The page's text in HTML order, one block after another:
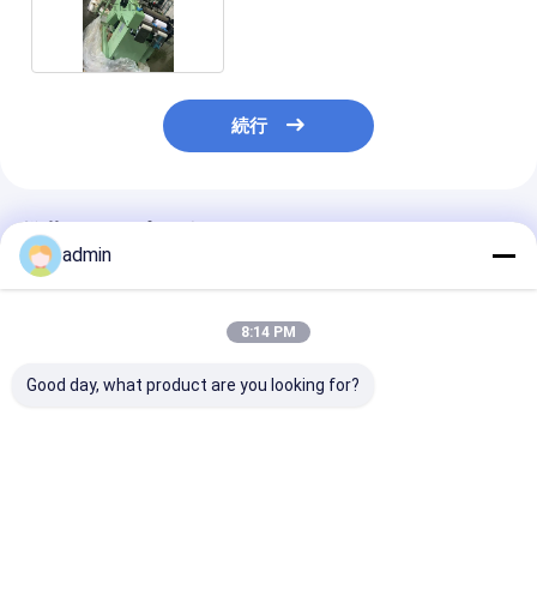
続行
推薦されたプロダクト
admin
8:14 PM
Good day, what product are you looking for?